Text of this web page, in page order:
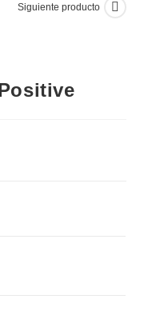
Siguiente producto